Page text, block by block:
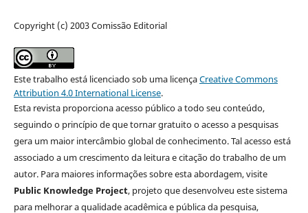
Copyright (c) 2003 Comissão Editorial
Este trabalho está licenciado sob uma licençaCreative Commons
Attribution 4.0 International License.
Esta revista proporciona acesso público a todo seu conteúdo,
seguindo o princípio de que tornar gratuito o acesso a pesquisas
gera um maior intercâmbio global de conhecimento. Tal acesso está
associado a um crescimento da leitura e citação do trabalho de um
autor. Para maiores informações sobre esta abordagem, visite
Public Knowledge Project, projeto que desenvolveu este sistema
para melhorar a qualidade acadêmica e pública da pesquisa,